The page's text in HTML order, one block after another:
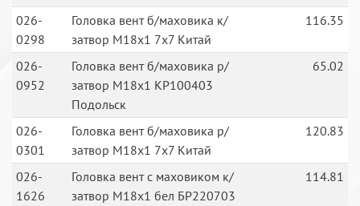
026-
0298
Головка вент б/маховика к/
затвор М18х1 7х7 Китай
116.35
026-
0952
Головка вент б/маховика р/
затвор М18х1 КР100403
Подольск
65.02
026-
0301
Головка вент б/маховика р/
затвор М18х1 7х7 Китай
120.83
026-
1626
Головка вент с маховиком к/
затвор М18х1 бел БР220703
114.81